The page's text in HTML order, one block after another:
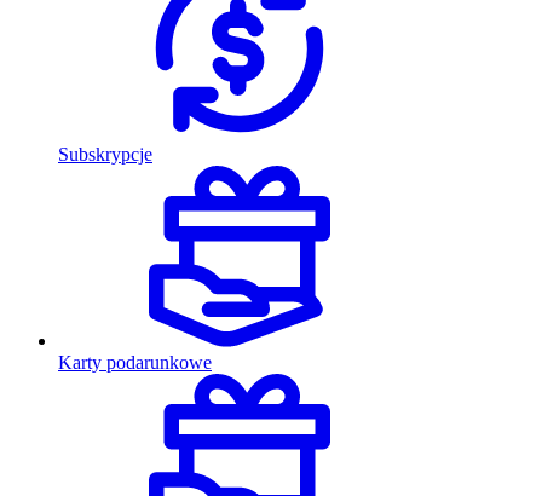
Subskrypcje
Karty podarunkowe